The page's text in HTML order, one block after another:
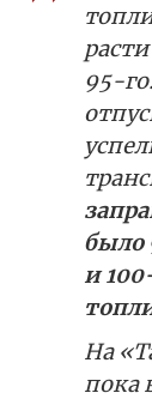
95-
было
и
На
пока